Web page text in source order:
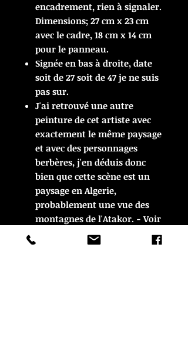
encadrement, rien à signaler.
Dimensions; 27 cm x 23 cm
avec le cadre, 18 cm x 14 cm
pour le panneau.
Signée en bas à droite, date
soit de 27 soit de 47 je ne suis
pas sur.
J'ai retrouvé une autre
peinture de cet artiste avec
exactement le même paysage
et avec des personnages
berbères, j'en déduis donc
bien que cette scène est un
paysage en Algerie,
probablement une vue des
montagnes de l'Atakor. - Voir
photo jointes.